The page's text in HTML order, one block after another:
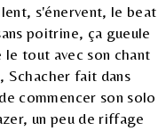
s'énervent, le beat
poitrine, ça gueule
le tout avec son chant
Schacher fait dans
commencer son solo
un peu de riffage